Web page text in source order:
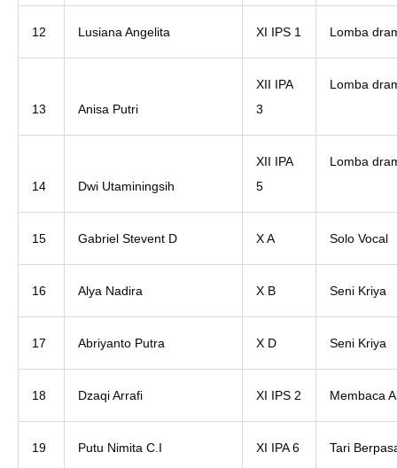
12 Lusiana Angelita XI IPS 1 Lomba
13 Anisa Putri
XII IPA
3
Lomba
14 Dwi Utaminingsih
XII IPA
5
Lomba
15 Gabriel Stevent D X A Solo Vocal
16 Alya Nadira X B Seni Kriya
17 Abriyanto Putra X D Seni Kriya
18 Dzaqi Arrafi XI IPS 2 Membaca
19 Putu Nimita C.I XI IPA 6 Tari